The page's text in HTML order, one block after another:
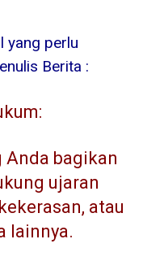
yang perlu
Berita :
bagikan
ujaran
atau
lainnya.